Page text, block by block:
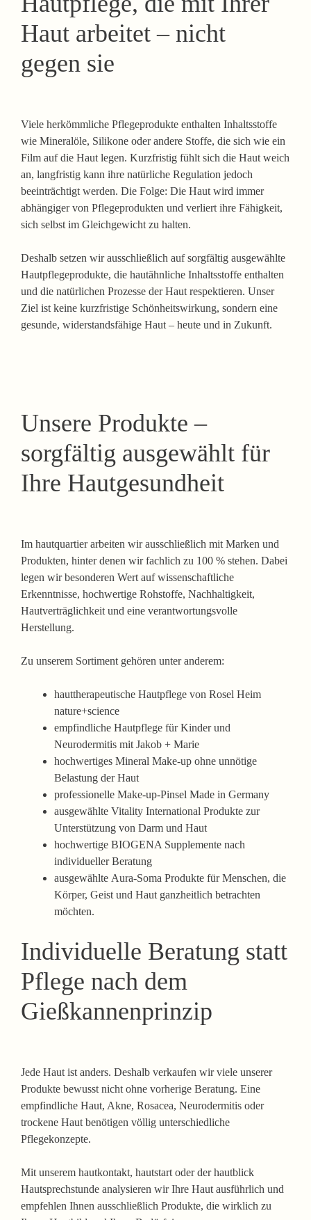
Haut arbeitet – nicht
gegen sie
Viele herkömmliche Pflegeprodukte enthalten Inhaltsstoffe
wie Mineralöle, Silikone oder andere Stoffe, die sich wie ein
Film auf die Haut legen. Kurzfristig fühlt sich die Haut weich
an, langfristig kann ihre natürliche Regulation jedoch
beeinträchtigt werden. Die Folge: Die Haut wird immer
abhängiger von Pflegeprodukten und verliert ihre Fähigkeit,
sich selbst im Gleichgewicht zu halten.
Deshalb setzen wir ausschließlich auf sorgfältig ausgewählte
Hautpflegeprodukte, die hautähnliche Inhaltsstoffe enthalten
und die natürlichen Prozesse der Haut respektieren. Unser
Ziel ist keine kurzfristige Schönheitswirkung, sondern eine
gesunde, widerstandsfähige Haut – heute und in Zukunft.
Unsere Produkte –
sorgfältig ausgewählt für
Ihre Hautgesundheit
Im hautquartier arbeiten wir ausschließlich mit Marken und
Produkten, hinter denen wir fachlich zu 100 % stehen. Dabei
legen wir besonderen Wert auf wissenschaftliche
Erkenntnisse, hochwertige Rohstoffe, Nachhaltigkeit,
Hautverträglichkeit und eine verantwortungsvolle
Herstellung.
Zu unserem Sortiment gehören unter anderem:
hauttherapeutische Hautpflege von Rosel Heim
nature+science
empfindliche Hautpflege für Kinder und
Neurodermitis mit Jakob + Marie
hochwertiges Mineral Make-up ohne unnötige
Belastung der Haut
professionelle Make-up-Pinsel Made in Germany
ausgewählte Vitality International Produkte zur
Unterstützung von Darm und Haut
hochwertige BIOGENA Supplemente nach
individueller Beratung
ausgewählte Aura-Soma Produkte für Menschen, die
Körper, Geist und Haut ganzheitlich betrachten
möchten.
Individuelle Beratung statt
Pflege nach dem
Gießkannenprinzip
Jede Haut ist anders. Deshalb verkaufen wir viele unserer
Produkte bewusst nicht ohne vorherige Beratung. Eine
empfindliche Haut, Akne, Rosacea, Neurodermitis oder
trockene Haut benötigen völlig unterschiedliche
Pflegekonzepte.
Mit unserem hautkontakt, hautstart oder derhautblick
Hautsprechstunde analysieren wir Ihre Haut ausführlich und
empfehlen Ihnen ausschließlich Produkte, die wirklich zu